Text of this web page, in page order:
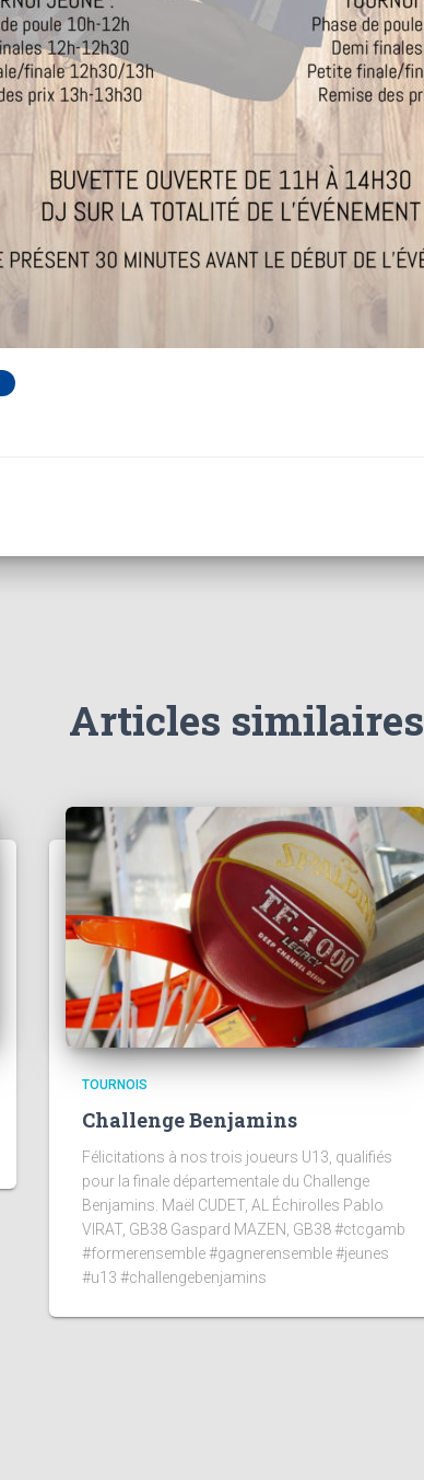
Articles similaires
TOURNOIS
Challenge Benjamins
Félicitations à nos trois joueurs U13, qualifiés
pour la finale départementale du Challenge
Benjamins. Maël CUDET, AL Échirolles Pablo
VIRAT, GB38 Gaspard MAZEN, GB38 #ctcgamb
#formerensemble #gagnerensemble #jeunes
#u13 #challengebenjamins